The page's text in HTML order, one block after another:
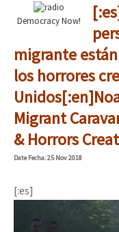
Democracy Now!
migrante
los horrores
Migrant
& Horrors
DateFecha: 25 Nov 2018
[:es]